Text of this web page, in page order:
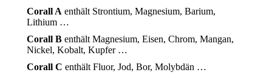
Corall A enthält Strontium, Magnesium, Barium,
Lithium …
Corall B enthält Magnesium, Eisen, Chrom, Mangan,
Nickel, Kobalt, Kupfer …
Corall C enthält Fluor, Jod, Bor, Molybdän …